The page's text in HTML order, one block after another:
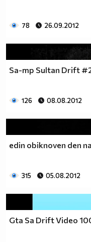
78 26.09.2012
Sa-mp Sultan Drift
126 08.08.2012
edin obiknoven den
315 05.08.2012
Gta Sa Drift Video